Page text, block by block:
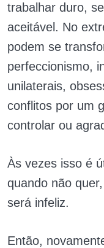
trabalhar duro,
aceitável. No
podem se
perfeccionismo,
unilaterais,
conflitos por um
controlar ou
Às vezes isso é
quando não
será infeliz.
Então,